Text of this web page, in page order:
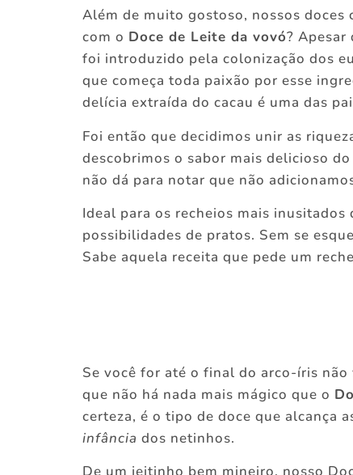
Além de muito gostoso, nossos
com o Doce de Leite da vovó?
foi introduzido pela colonização dos
que começa toda paixão por esse
delícia extraída do cacau é uma das
Foi então que decidimos unir as
descobrimos o sabor mais delicioso
não dá para notar que não
Ideal para os recheios mais inusitados
possibilidades de pratos. Sem se
Sabe aquela receita que pede um
Se você for até o final do arco-íris
que não há nada mais mágico que o
certeza, é o tipo de doce que alcança
infância dos netinhos.